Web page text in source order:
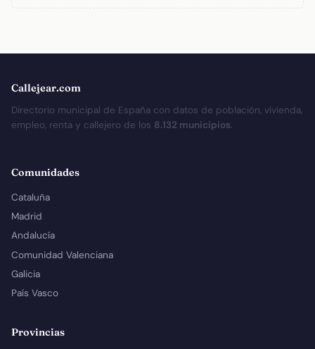
Callejear.com
Directorio municipal de España con datos de población, vivienda,
empleo, renta y callejero de los 8.132 municipios.
Comunidades
Cataluña
Madrid
Andalucía
Comunidad Valenciana
Galicia
País Vasco
Provincias